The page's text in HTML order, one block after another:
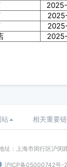
站 相关重要
址：上海市闵行区沪闵
沪ICP备05000742号-2